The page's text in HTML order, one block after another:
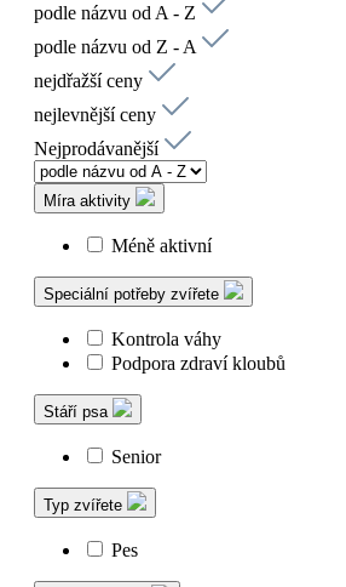
podle názvu od A - Z
podle názvu od Z - A
nejdřažší ceny
nejlevnější ceny
Nejprodávanější
Míra aktivity
Méně aktivní
Speciální potřeby zvířete
Kontrola váhy
Podpora zdraví kloubů
Stáří psa
Senior
Typ zvířete
Pes